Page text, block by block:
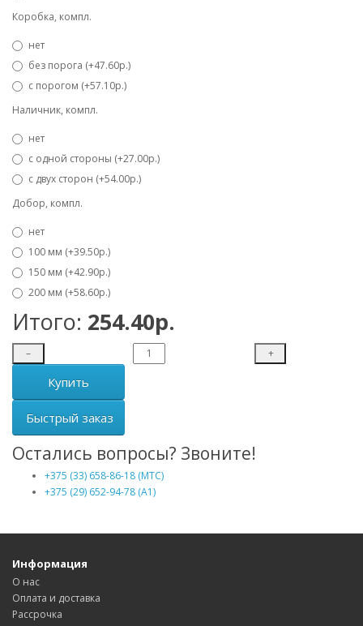
Коробка, компл.
нет
без порога (+47.60р.)
с порогом (+57.10р.)
Наличник, компл.
нет
с одной стороны (+27.00р.)
с двух сторон (+54.00р.)
Добор, компл.
нет
100 мм (+39.50р.)
150 мм (+42.90р.)
200 мм (+58.60р.)
Итого: 254.40р.
– +
Купить
Быстрый заказ
Остались вопросы? Звоните!
+375 (33) 658-86-18 (МТС)
+375 (29) 652-94-78 (A1)
Информация
О нас
Оплата и доставка
Рассрочка